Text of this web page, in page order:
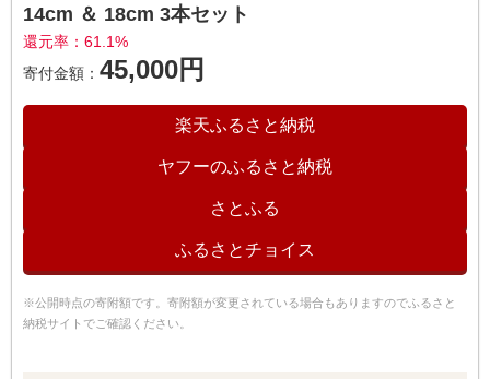
14cm ＆ 18cm 3本セット
還元率：61.1%
寄付金額： 45,000円
楽天ふるさと納税
ヤフーのふるさと納税
さとふる
ふるさとチョイス
※公開時点の寄附額です。寄附額が変更されている場合もありますのでふるさと
納税サイトでご確認ください。